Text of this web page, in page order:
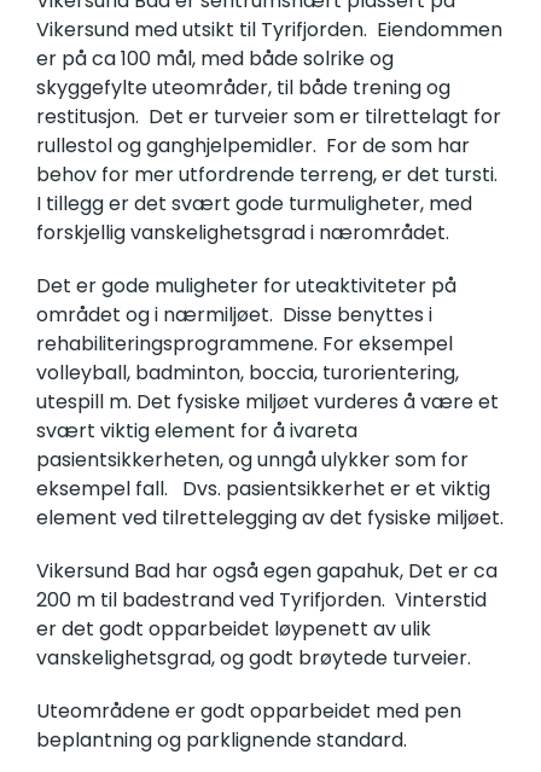
Vikersund med utsikt til Tyrifjorden. Eiendommen
er på ca 100 mål, med både solrike og
skyggefylte uteområder, til både trening og
restitusjon. Det er turveier som er tilrettelagt for
rullestol og ganghjelpemidler. For de som har
behov for mer utfordrende terreng, er det tursti.
I tillegg er det svært gode turmuligheter, med
forskjellig vanskelighetsgrad i nærområdet.
Det er gode muligheter for uteaktiviteter på
området og i nærmiljøet. Disse benyttes i
rehabiliteringsprogrammene. For eksempel
volleyball, badminton, boccia, turorientering,
utespill m. Det fysiske miljøet vurderes å være et
svært viktig element for å ivareta
pasientsikkerheten, og unngå ulykker som for
eksempel fall. Dvs. pasientsikkerhet er et viktig
element ved tilrettelegging av det fysiske miljøet.
Vikersund Bad har også egen gapahuk, Det er ca
200 m til badestrand ved Tyrifjorden. Vinterstid
er det godt opparbeidet løypenett av ulik
vanskelighetsgrad, og godt brøytede turveier.
Uteområdene er godt opparbeidet med pen
beplantning og parklignende standard.